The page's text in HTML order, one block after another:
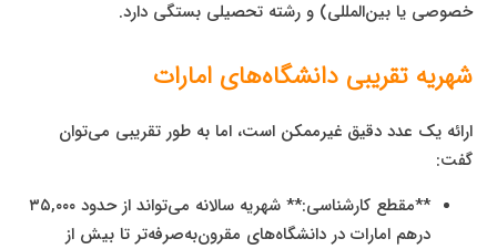
خصوصی یا بین‌المللی) و رشته تحصیلی بستگی دارد.
شهریه تقریبی دانشگاه‌های امارات
ارائه یک عدد دقیق غیرممکن است، اما به طور تقریبی می‌توان
گفت:
**مقطع کارشناسی:** شهریه سالانه می‌تواند از حدود ۳۵,۰۰۰
درهم امارات در دانشگاه‌های مقرون‌به‌صرفه‌تر تا بیش از